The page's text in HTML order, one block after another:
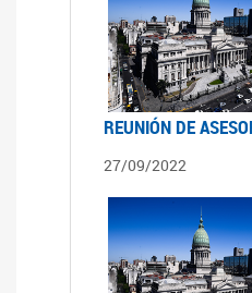
REUNIÓN DE
27/09/2022